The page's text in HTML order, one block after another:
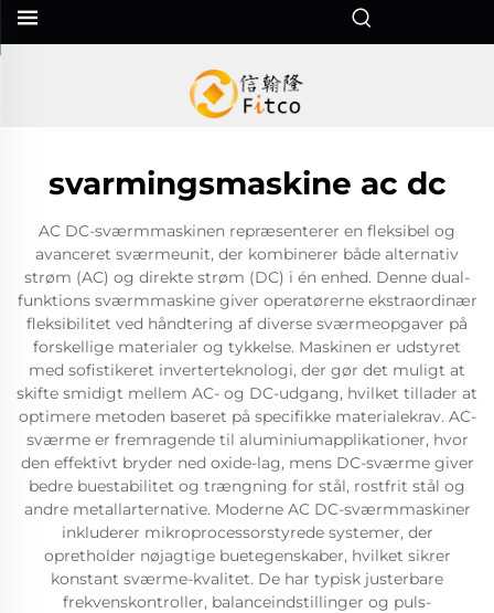
svarmingsmaskine ac dc
AC DC-sværmmaskinen repræsenterer en fleksibel og
avanceret sværmeunit, der kombinerer både alternativ
strøm (AC) og direkte strøm (DC) i én enhed. Denne dual-
funktions sværmmaskine giver operatørerne ekstraordinær
fleksibilitet ved håndtering af diverse sværmeopgaver på
forskellige materialer og tykkelse. Maskinen er udstyret
med sofistikeret inverterteknologi, der gør det muligt at
skifte smidigt mellem AC- og DC-udgang, hvilket tillader at
optimere metoden baseret på specifikke materialekrav. AC-
sværme er fremragende til aluminiumapplikationer, hvor
den effektivt bryder ned oxide-lag, mens DC-sværme giver
bedre buestabilitet og trængning for stål, rostfrit stål og
andre metallarternative. Moderne AC DC-sværmmaskiner
inkluderer mikroprocessorstyrede systemer, der
opretholder nøjagtige buetegenskaber, hvilket sikrer
konstant sværme-kvalitet. De har typisk justerbare
frekvenskontroller, balanceindstillinger og puls-